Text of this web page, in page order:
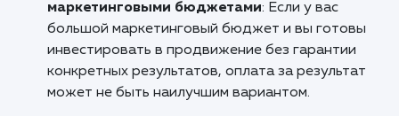
Компаниям с ограниченным бюджетом
маркетинг: Если ваш бюджет на маркетинг
ограничен, оплата за результат может быть